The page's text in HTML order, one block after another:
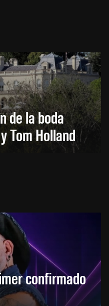
de la boda
Tom Holland
confirmado